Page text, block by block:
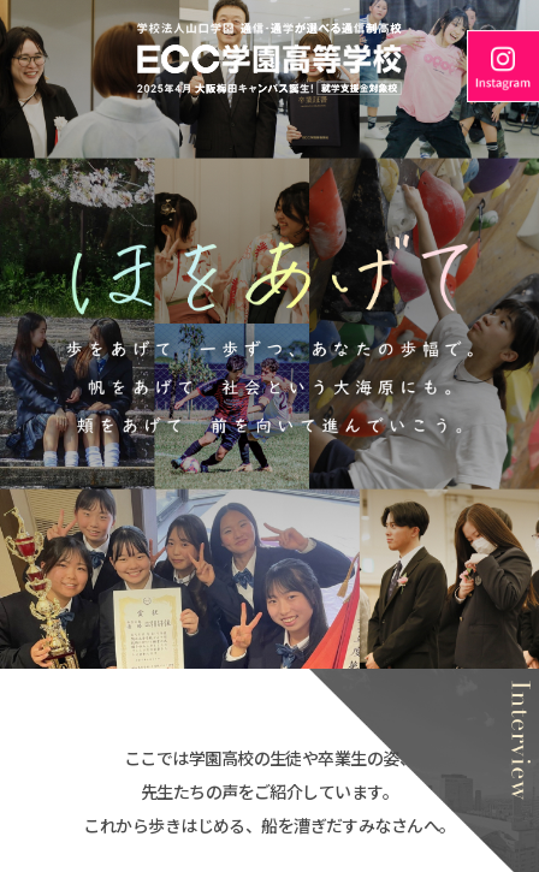
ここでは学園高校の生徒や卒業生の姿、
先生たちの声をご紹介しています。
これから歩きはじめる、船を漕ぎだすみなさんへ。